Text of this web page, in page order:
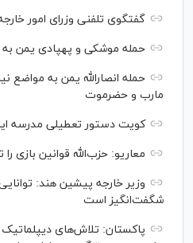
گفتگوی تلفنی وزرای امور
حمله موشکی و پهپادی یمن
حمله انصارالله یمن به مواضع
مارب و حضرموت
کویت دستور تعطیلی مدرسه
معاریو: حزب‌الله قوانین بازی
وزیر خارجه پیشین هند:
شگفت‌انگیز است
پاکستان: تلاش‌های